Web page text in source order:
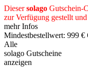
Diesersolago Gutschein-
zur Verfügung gestellt
mehr Infos
Mindestbestellwert: 999 €
Alle
solago Gutscheine
anzeigen